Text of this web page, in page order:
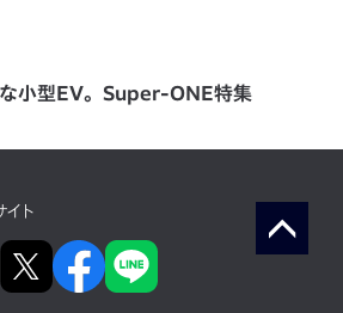
小型EV。Super-ONE特集
イト